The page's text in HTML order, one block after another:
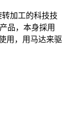
加工的科技技
品，本身採用
用，用马达来驱